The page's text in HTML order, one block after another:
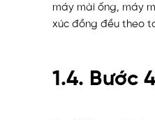
máy mài ống, máy
xúc đồng đều theo
1.4. Bước